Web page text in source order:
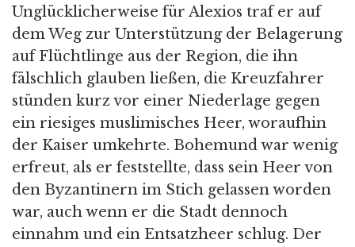
Unglücklicherweise für Alexios traf er auf
dem Weg zur Unterstützung der Belagerung
auf Flüchtlinge aus der Region, die ihn
fälschlich glauben ließen, die Kreuzfahrer
stünden kurz vor einer Niederlage gegen
ein riesiges muslimisches Heer, woraufhin
der Kaiser umkehrte. Bohemund war wenig
erfreut, als er feststellte, dass sein Heer von
den Byzantinern im Stich gelassen worden
war, auch wenn er die Stadt dennoch
einnahm und ein Entsatzheer schlug. Der